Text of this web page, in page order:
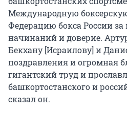
Международную
Федерацию бокса России
начинаний и доверие.
Бекхану [Исраилову] и
поздравления и огромная
гигантский труд и
башкортостанского и
сказал он.